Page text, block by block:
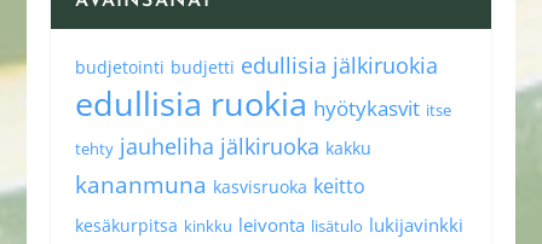
budjetointi budjetti edullisia jälkiruokia
edullisia ruokia hyötykasvit itse
tehty jauheliha jälkiruoka kakku
kananmuna kasvisruoka keitto
kesäkurpitsa kinkku leivonta lisätulo lukijavinkki